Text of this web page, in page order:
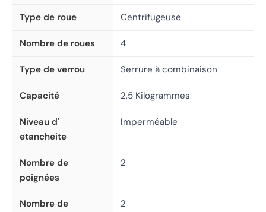
Type de roue Centrifugeuse
Nombre de roues 4
Type de verrou Serrure à combinaison
Capacité 2,5 Kilogrammes
Niveau d'
etancheite
Imperméable
Nombre de
poignées
2
Nombre de
2